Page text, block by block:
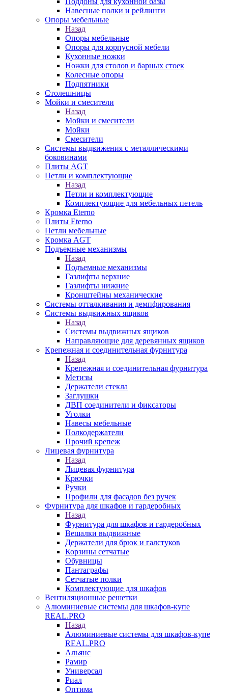
Навесные полки и рейлинги
Опоры мебельные
Назад
Опоры мебельные
Опоры для корпусной мебели
Кухонные ножки
Ножки для столов и барных стоек
Колесные опоры
Подпятники
Столешницы
Мойки и смесители
Назад
Мойки и смесители
Мойки
Смесители
Системы выдвижения с металлическими
боковинами
Плиты AGT
Петли и комплектующие
Назад
Петли и комплектующие
Комплектующие для мебельных петель
Кромка Eterno
Плиты Eterno
Петли мебельные
Кромка AGT
Подъемные механизмы
Назад
Подъемные механизмы
Газлифты верхние
Газлифты нижние
Кронштейны механические
Системы отталкивания и демпфирования
Системы выдвижных ящиков
Назад
Системы выдвижных ящиков
Направляющие для деревянных ящиков
Крепежная и соединительная фурнитура
Назад
Крепежная и соединительная фурнитура
Метизы
Держатели стекла
Заглушки
ДВП соединители и фиксаторы
Уголки
Навесы мебельные
Полкодержатели
Прочий крепеж
Лицевая фурнитура
Назад
Лицевая фурнитура
Крючки
Ручки
Профили для фасадов без ручек
Фурнитура для шкафов и гардеробных
Назад
Фурнитура для шкафов и гардеробных
Вешалки выдвижные
Держатели для брюк и галстуков
Корзины сетчатые
Обувницы
Пантаграфы
Сетчатые полки
Комплектующие для шкафов
Вентиляционные решетки
Алюминиевые системы для шкафов-купе
REAL.PRO
Назад
Алюминиевые системы для шкафов-купе
REAL.PRO
Альянс
Рамир
Универсал
Риал
Оптима